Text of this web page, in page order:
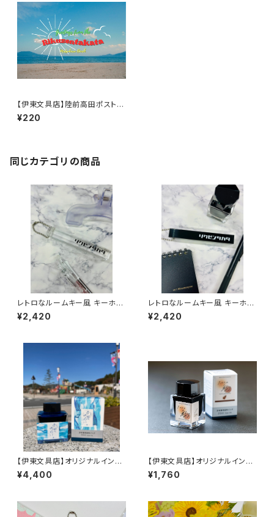
【伊東文具店】陸前高田ポストカ
ード（高田松原海水浴場）1枚入
¥220
同じカテゴリの商品
レトロなルームキー風 キーホル
ダー（クリア）
¥2,420
レトロなルームキー風 キーホル
ダー（ブラック）
¥2,420
【伊東文具店】オリジナルインク
「高田のあわい」50ml
¥4,400
【伊東文具店】オリジナルインク
「たかたの彩り」20ml
¥1,760